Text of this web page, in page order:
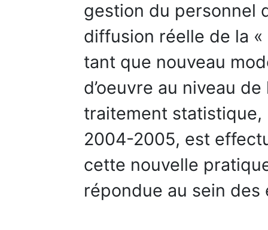
gestion du personnel
diffusion réelle de la
tant que nouveau
d’oeuvre au niveau
traitement statistique,
2004-2005, est
cette nouvelle
répondue au sein